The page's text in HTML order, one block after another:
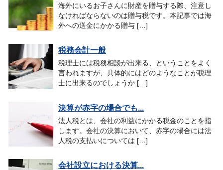
海外にいるお子さんに財産を贈与する際、注意し
なければならないのは贈与税です。本記事では海
外への送金にかかる贈与 […]
税務会計一般
税理士には税務相談が出来る、ということをよく
言われますが、具体的にはどのようなことが税理
士に出来るのでしょうか […]
決算が赤字の場合でも...
法人税とは、会社の利益にかかる税金のことを指
します。会社の決算において、赤字の場合には法
人税の支払いについては […]
会社設立における決算...